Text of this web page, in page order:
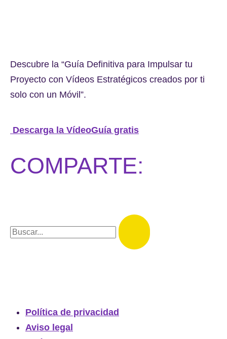
Descubre la “Guía Definitiva para Impulsar tu
Proyecto con Vídeos Estratégicos creados por ti
solo con un Móvil”.
Descarga la VídeoGuía gratis
COMPARTE:
Política de privacidad
Aviso legal